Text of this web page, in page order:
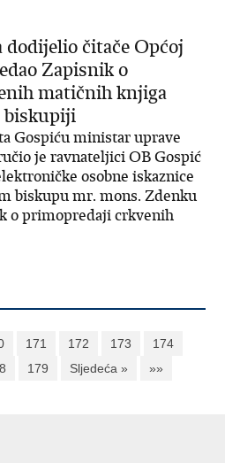
čitače Općoj
Zapisnik o
matičnih knjiga
biskupiji
Gospiću ministar uprave
je ravnateljici OB Gospić
osobne iskaznice
biskupu mr. mons. Zdenku
o primopredaji crkvenih
171 172 173
174
179 Sljedeća » »»